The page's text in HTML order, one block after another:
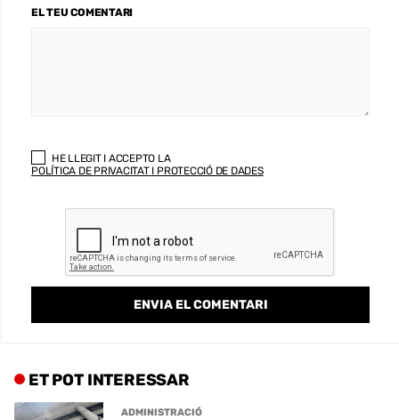
EL TEU COMENTARI
HE LLEGIT I ACCEPTO LA
POLÍTICA DE PRIVACITAT I PROTECCIÓ DE DADES
ET POT INTERESSAR
ADMINISTRACIÓ